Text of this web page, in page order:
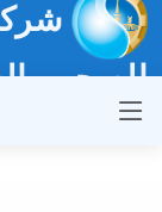
الصحي